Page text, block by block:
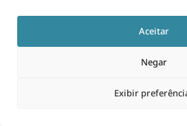
Aceitar
Negar
Exibir
© 2026
janela)